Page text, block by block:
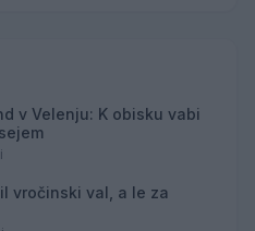
v Velenju: K obisku vabi
vročinski val, a le za